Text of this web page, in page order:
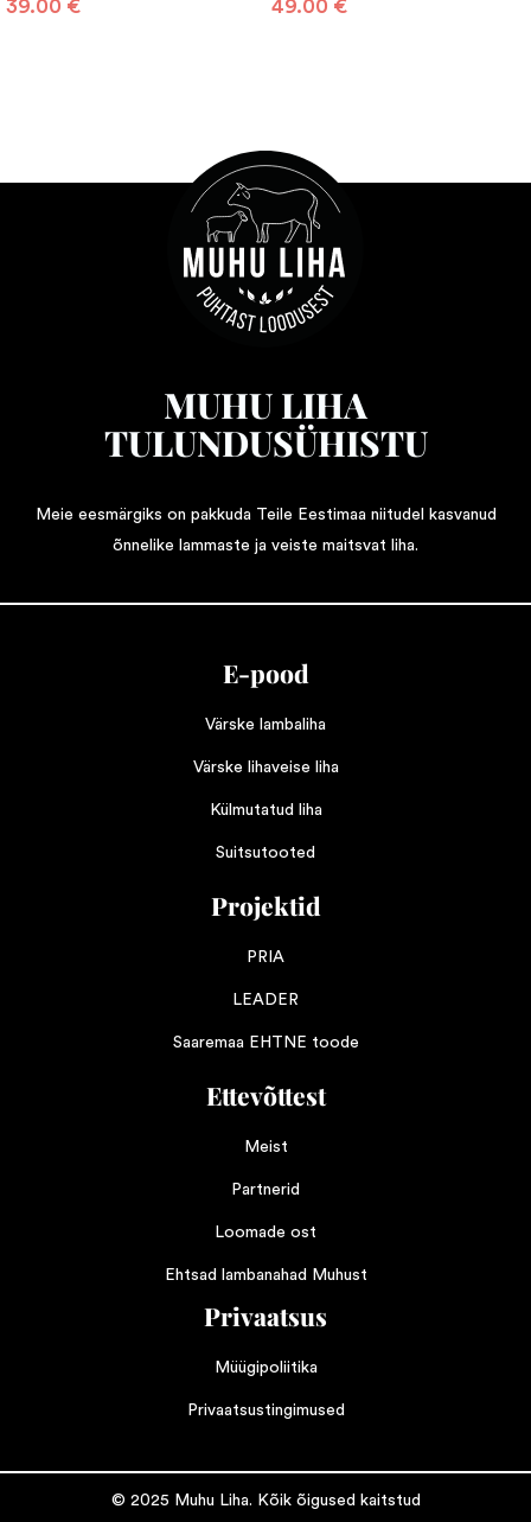
39.00 € 49.00 €
MUHU LIHA
TULUNDUSÜHISTU
Meie eesmärgiks on pakkuda Teile Eestimaa niitudel kasvanud
õnnelike lammaste ja veiste maitsvat liha.
E-pood
Värske lambaliha
Värske lihaveise liha
Külmutatud liha
Suitsutooted
Projektid
PRIA
LEADER
Saaremaa EHTNE toode
Ettevõttest
Meist
Partnerid
Loomade ost
Ehtsad lambanahad Muhust
Privaatsus
Müügipoliitika
Privaatsustingimused
© 2025 Muhu Liha. Kõik õigused kaitstud